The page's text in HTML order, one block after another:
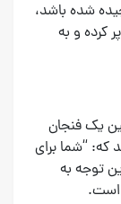
شده باشد،
کرده و به
یک فنجان
که: “شما برای
توجه به
است.